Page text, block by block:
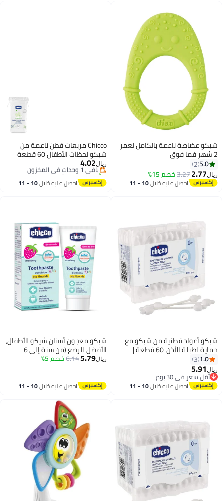
شيكو عضاضة ناعمة بالكامل لعمر
2 شهر فما فوق
5.0
2
ريال2.77
3.27خصم 15%
احصل عليه خلال 10 - 11
Chicco مربعات قطن ناعمة من
شيكو لحظات الأطفال 60 قطعة
للبشرة الحساسة
ريال4.02
باقي 1 وحدات في المخزون
تم بيع +10 مؤخرًا
باقي 1 وحدات في المخزون احصل عليه خلال 10 - 11
شيكو أعواد قطنية من شيكو مع
حماية لطبلة الأذن، 60 قطعة |
لتنظيف أذن الطفل | مصنوعة من
جذع ورقي | آمنة وصحية | قابلة
للتحلل البيولوجي
1.0
3
ريال5.91
أقل سعر في 30 يوم
أقل سعر في 30 يوماحصل عليه خلال 10 - 11
شيكو معجون أسنان شيكو للأطفال،
الأفضل للرضع (من سنة إلى 6
التسوس | معتمد من جمعية طب
الأسنان الأمريكية
ريال5.79
6.14خصم 5%
احصل عليه خلال 10 - 11